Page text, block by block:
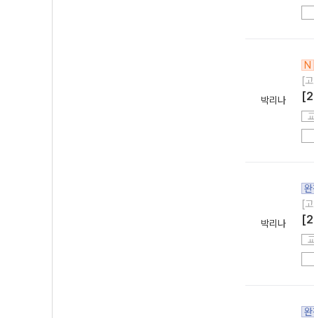
박리나
N
[
박리나
[